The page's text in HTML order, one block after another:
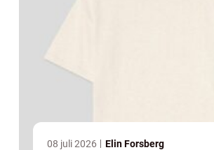
08 juli 2026 Elin Forsberg